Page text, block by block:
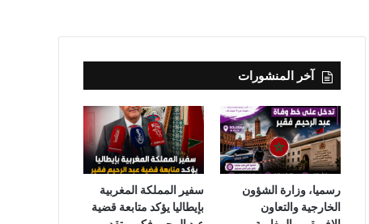
آخر المنشورات
رسميا، وزارة الشؤون
الخارجية والتعاون
سفير المملكة المغربية
بإيطاليا يؤكد متابعة قضية